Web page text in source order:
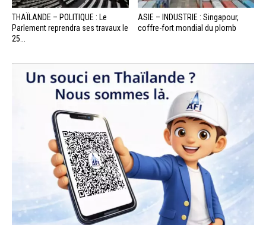
THAÏLANDE – POLITIQUE : Le
Parlement reprendra ses travaux le
25...
ASIE – INDUSTRIE : Singapour,
coffre-fort mondial du plomb